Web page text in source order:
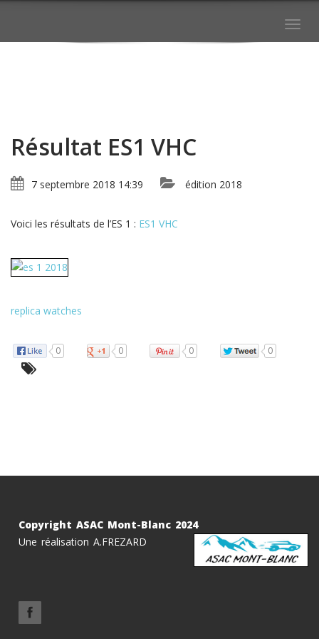
Résultat ES1 VHC
7 septembre 2018 14:39 édition 2018
Voici les résultats de l’ES 1 : ES1 VHC
replica watches
0 0 0 0
Copyright ASAC Mont-Blanc 2024
Une réalisation A.FREZARD